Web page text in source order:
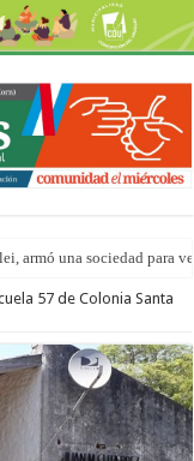
armó una sociedad para
57 de Colonia Santa